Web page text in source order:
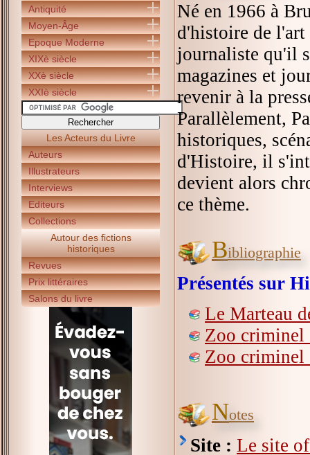
Antiquité
Moyen-Âge
Epoque Moderne
XIXè siècle
XXè siècle
XXIè siècle
Les Acteurs du Livre
Auteurs
Illustrateurs
Interviews
Editeurs
Collections
Autour des fictions
historiques
Revues
Prix littéraires
Salons du livre
Né en 1966 à
d'histoire de l'art
journaliste qu'il
magazines et
revenir à la
Parallèlement,
historiques,
d'Histoire, il
devient alors
ce thème.
Bibliographie
Présentés sur
Le Marteau
Zoo criminel
Zoo criminel
Notes
Site : Le site